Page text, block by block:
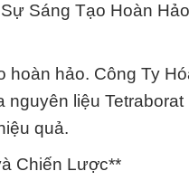
Sáng Tạo Hoàn
hảo. Công Ty
liệu
quả.
Chiến Lược**